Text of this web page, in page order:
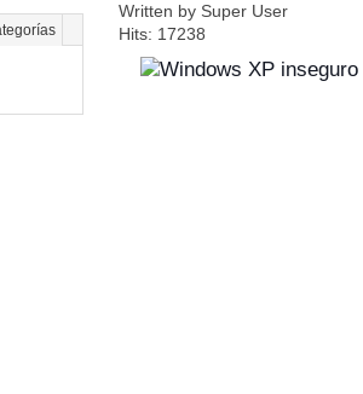
Written by Super User
Hits: 17238